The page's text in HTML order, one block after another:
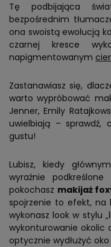
Tę podbijająca
bezpośrednim
ona swoistą ewolucją
czarnej kresce
napigmentowanym
Zastanawiasz się,
warto wypróbować
Jenner, Emily
uwielbiają – sprawdź,
gustu!
Lubisz, kiedy
wyraźnie
pokochasz makijaż
spojrzenie to efekt, na
wykonasz look w stylu
wykonturowanie okolic
optycznie wydłużyć